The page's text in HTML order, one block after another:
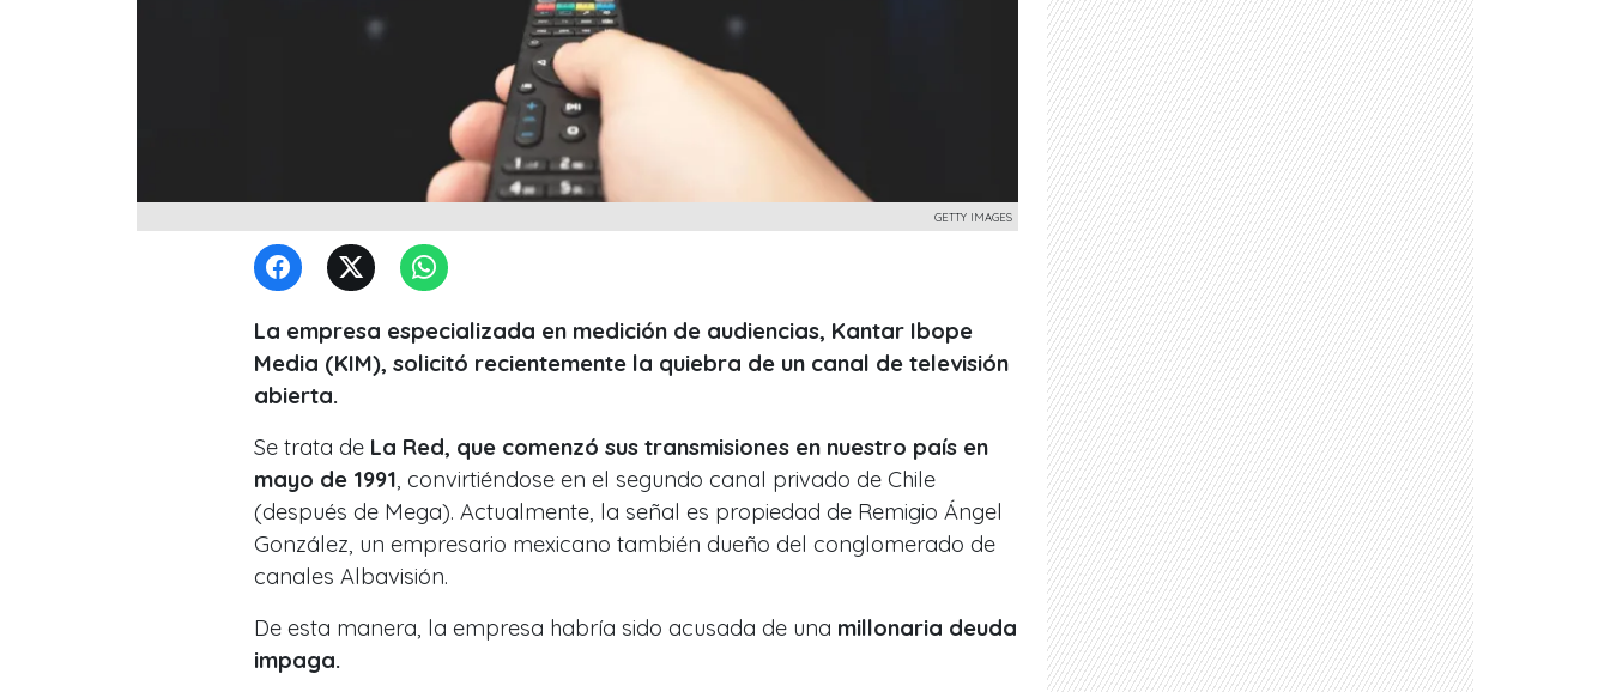
GETTY IMAGES
La empresa especializada en medición de audiencias, Kantar Ibope
Media (KIM), solicitó recientemente la quiebra de un canal de televisión
abierta.
Se trata de La Red, que comenzó sus transmisiones en nuestro país en
mayo de 1991 , convirtiéndose en el segundo canal privado de Chile
(después de Mega). Actualmente, la señal es propiedad de Remigio Ángel
González, un empresario mexicano también dueño del conglomerado de
canales Albavisión.
De esta manera, la empresa habría sido acusada de una millonaria deuda
impaga.